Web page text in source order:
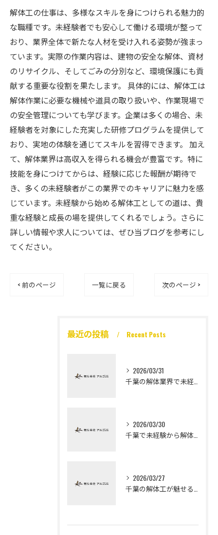
解体工の仕事は、多様なスキルを身につけられる魅力的
な職種です。未経験者でも安心して働ける環境が整って
おり、業界全体で新たな人材を受け入れる姿勢が強まっ
ています。実際の作業内容は、建物の安全な解体、資材
のリサイクル、そしてごみの分別など、環境保護にも貢
献する重要な役割を果たします。 具体的には、解体工は
解体作業に必要な機械や道具の取り扱いや、作業現場で
の安全管理についても学びます。企業は多くの場合、未
経験者を対象にした充実した研修プログラムを提供して
おり、実地の体験を通じてスキルを習得できます。 加え
て、解体業界は高収入を得られる機会が豊富です。特に
技能を身につけてからは、経験に応じた報酬が期待で
き、多くの未経験者がこの業界でのキャリアに魅力を感
じています。未経験から始める解体工としての道は、貴
重な経験と成長の場を提供してくれるでしょう。さらに
詳しい情報や求人については、ぜひ当ブログを参考にし
てください。
< 前のページ 一覧に戻る 次のページ >
最近の投稿 Recent Posts
2026/03/31
2026/03/30
2026/03/27